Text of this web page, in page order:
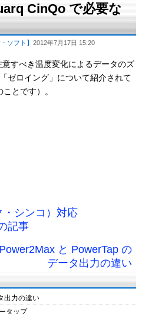
CinQo で必要な
ソフト】 2012年7月17日 15:20
すべき温度変化によるデータのズ
ゼロイング」について紹介されて
とです）。
シンコ）対応
記事
と PowerTap の
データ出力の違い
出力の違い
タップ